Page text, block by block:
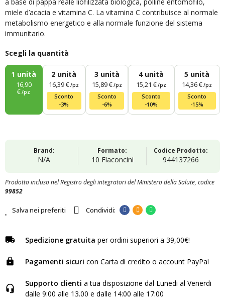
miele d’acacia e vitamina C. La vitamina C contribuisce al normale
metabolismo energetico e alla normale funzione del sistema
immunitario.
Scegli la quantità
1 unità
16,90
€/pz
2 unità
16,39 €/pz
Sconto
-3%
3 unità
15,89 €/pz
Sconto
-6%
4 unità
15,21 €/pz
Sconto
-10%
5 unità
14,36 €/pz
Sconto
-15%
Brand:
N/A
Formato:
10 Flaconcini
Codice Prodotto:
944137266
Prodotto incluso nel Registro degli integratori del Ministero della Salute, codice
99852
Salva nei preferiti
Spedizione gratuita per ordini superiori a 39,00€!
Pagamenti sicuri con Carta di credito o account PayPal
Supporto clienti a tua disposizione dal Lunedi al Venerdi
dalle 9:00 alle 13.00 e dalle 14:00 alle 17:00